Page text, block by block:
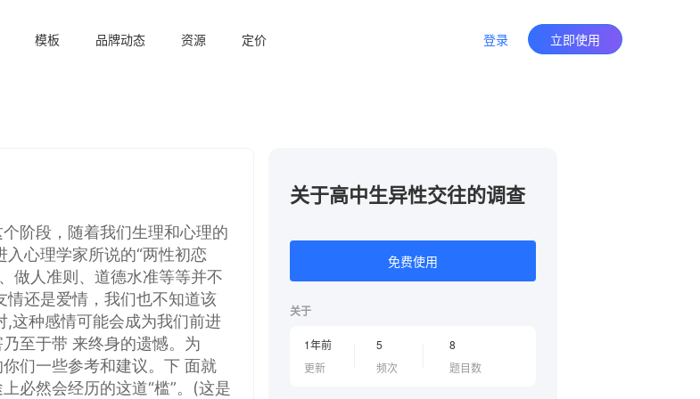
模板 品牌动态 资源 定价 登录 立即使用
关于高中生异性交往的调查
免费使用
关于
1年前
更新
5
频次
8
题目数